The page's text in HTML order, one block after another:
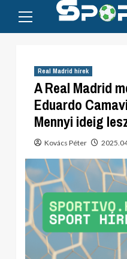
content
Menu
Real Madrid hírek
A Real Madrid
Eduardo
Mennyi ideig
Kovács Péter